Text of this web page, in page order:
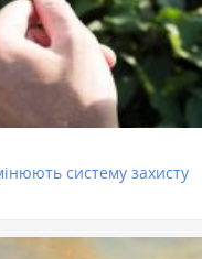
систему захисту